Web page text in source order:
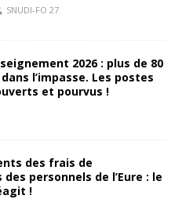
SNUDI-FO 27
2026 : plus de 80
l’impasse. Les postes
et pourvus !
des frais de
personnels de l’Eure : le
!